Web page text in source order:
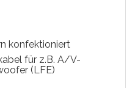
konfektioniert
für z.B. A/V-
(LFE)